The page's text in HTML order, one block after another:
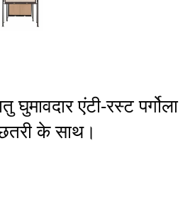
घुमावदार एंटी-रस्ट पर्गोला
के साथ।